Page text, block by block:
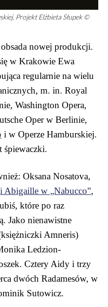
Projekt Elżbieta Słupek ©
nowej produkcji.
w Krakowie Ewa
regularnie na wielu
m. in. Royal
Washington Opera,
Oper w Berlinie,
i w Operze Hamburskiej.
śpiewaczki.
Oksana Nosatova,
Abigaille w „Nabucco”,
które po raz
Jako nienawistne
Amneris)
Ledzion-
Cztery Aidy i trzy
dwóch Radamesów, w
Sutowicz.